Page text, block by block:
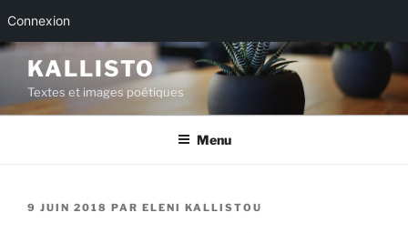
Connexion
Aller
contenu
principal
KALLISTO
Textes et images poétiques
Menu
PUBLIÉ
9 JUIN 2018 PAR ELENI KALLISTOU